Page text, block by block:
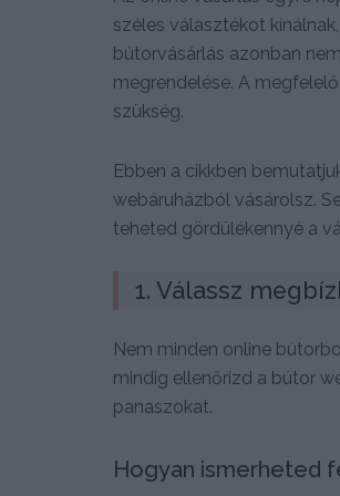
széles választékot
bútorvásárlás azonban
megrendelése. A
szükség.
Ebben a cikkben
webáruházból vásárolsz.
teheted gördülékennyé a
1. Válassz
Nem minden online
mindig ellenőrizd a bútor
panaszokat.
Hogyan ismerheted